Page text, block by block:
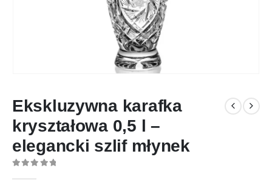
Ekskluzywna karafka
kryształowa 0,5 l –
elegancki szlif młynek